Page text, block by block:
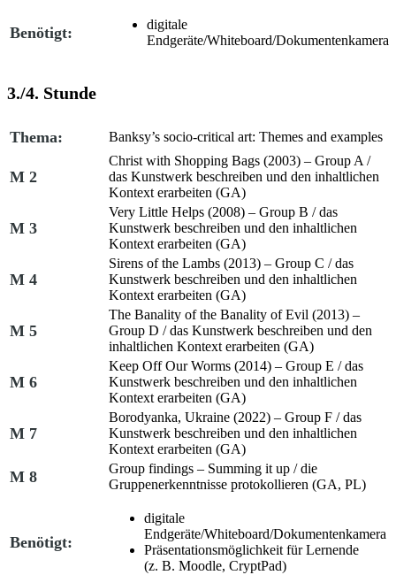
Benötigt:
digitale
Endgeräte/Whiteboard/Dokumentenkamera
3./4. Stunde
Thema: Banksy’s socio-critical art: Themes and examples
M 2
Christ with Shopping Bags (2003) – Group A /
das Kunstwerk beschreiben und den inhaltlichen
Kontext erarbeiten (GA)
M 3
Very Little Helps (2008) – Group B /das
Kunstwerk beschreiben und den inhaltlichen
Kontext erarbeiten (GA)
M 4
Sirens of the Lambs (2013) – Group C /das
Kunstwerk beschreiben und den inhaltlichen
Kontext erarbeiten (GA)
M 5
The Banality of the Banality of Evil (2013) –
Group D /das Kunstwerk beschreiben und den
inhaltlichen Kontext erarbeiten (GA)
M 6
Keep Off Our Worms (2014) – Group E /das
Kunstwerk beschreiben und den inhaltlichen
Kontext erarbeiten (GA)
M 7
Borodyanka, Ukraine (2022) – Group F /das
Kunstwerk beschreiben und den inhaltlichen
Kontext erarbeiten (GA)
M 8 Group findings – Summing it up /die
Gruppenerkenntnisse protokollieren (GA, PL)
Benötigt:
digitale
Endgeräte/Whiteboard/Dokumentenkamera
Präsentationsmöglichkeit für Lernende
(z. B. Moodle, CryptPad)